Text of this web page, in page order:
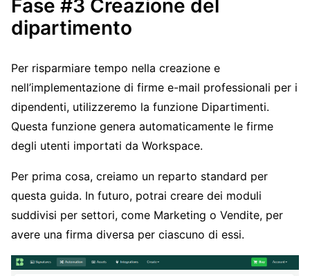
Fase #3 Creazione del
dipartimento
Per risparmiare tempo nella creazione e
nell’implementazione di firme e-mail professionali per i
dipendenti, utilizzeremo la funzione Dipartimenti.
Questa funzione genera automaticamente le firme
degli utenti importati da Workspace.
Per prima cosa, creiamo un reparto standard per
questa guida. In futuro, potrai creare dei moduli
suddivisi per settori, come Marketing o Vendite, per
avere una firma diversa per ciascuno di essi.